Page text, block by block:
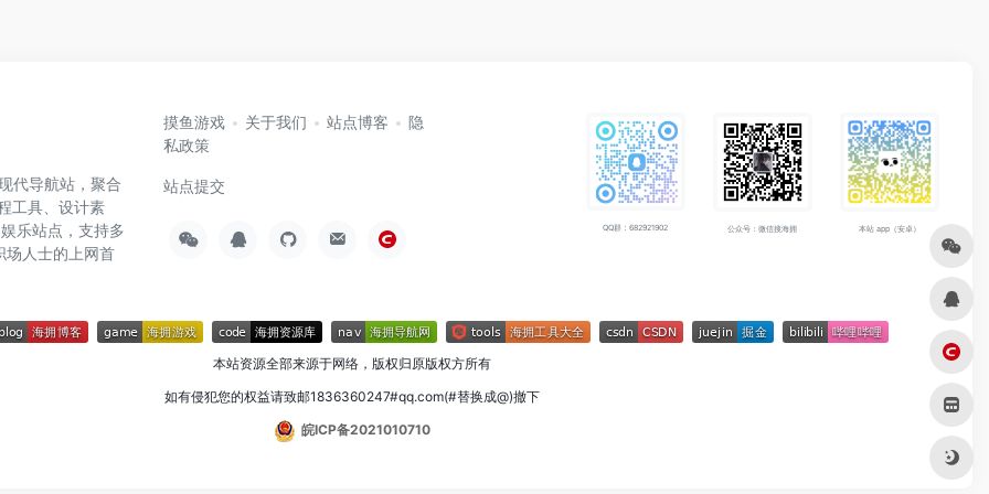
代导航站，聚合
工具、设计素
乐站点，支持多
场人士的上网首
摸鱼游戏 关于我们 站点博客
隐
私政策
站点提交
QQ群：682921902 公众号：微信搜海拥 本站 app（安卓）
本站资源全部来源于网络，版权归原版权方所有
如有侵犯您的权益请致邮1836360247#qq.com(#替换成@)撤下
皖ICP备2021010710